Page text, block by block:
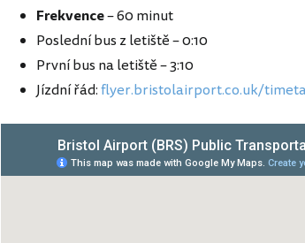
Frekvence– 60 minut
Poslední bus z letiště – 0:10
První bus na letiště – 3:10
Jízdní řád:flyer.bristolairport.co.uk/